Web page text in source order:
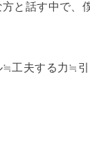
と話す中で、
工夫する力≒引